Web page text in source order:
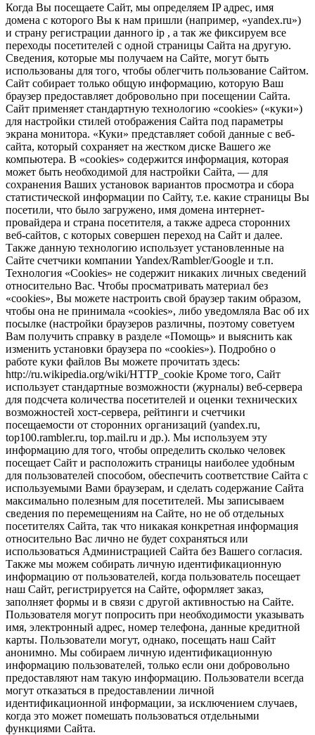
Когда Вы посещаете Сайт, мы определяем IP адрес, имя
домена с которого Вы к нам пришли (например, «yandex.ru»)
и страну регистрации данного ip , а так же фиксируем все
переходы посетителей с одной страницы Сайта на другую.
Сведения, которые мы получаем на Сайте, могут быть
использованы для того, чтобы облегчить пользование Сайтом.
Сайт собирает только общую информацию, которую Ваш
браузер предоставляет добровольно при посещении Сайта.
Сайт применяет стандартную технологию «cookies» («куки»)
для настройки стилей отображения Сайта под параметры
экрана монитора. «Куки» представляет собой данные с веб-
сайта, который сохраняет на жестком диске Вашего же
компьютера. В «cookies» содержится информация, которая
может быть необходимой для настройки Сайта, — для
сохранения Ваших установок вариантов просмотра и сбора
статистической информации по Сайту, т.е. какие страницы Вы
посетили, что было загружено, имя домена интернет-
провайдера и страна посетителя, а также адреса сторонних
веб-сайтов, с которых совершен переход на Сайт и далее.
Также данную технологию использует установленные на
Сайте счетчики компании Yandex/Rambler/Google и т.п.
Технология «Cookies» не содержит никаких личных сведений
относительно Вас. Чтобы просматривать материал без
«cookies», Вы можете настроить свой браузер таким образом,
чтобы она не принимала «cookies», либо уведомляла Вас об их
посылке (настройки браузеров различны, поэтому советуем
Вам получить справку в разделе «Помощь» и выяснить как
изменить установки браузера по «cookies»). Подробно о
работе куки файлов Вы можете прочитать здесь:
http://ru.wikipedia.org/wiki/HTTP_cookie Кроме того, Сайт
использует стандартные возможности (журналы) веб-сервера
для подсчета количества посетителей и оценки технических
возможностей хост-сервера, рейтинги и счетчики
посещаемости от сторонних организаций (yandex.ru,
top100.rambler.ru, top.mail.ru и др.). Мы используем эту
информацию для того, чтобы определить сколько человек
посещает Сайт и расположить страницы наиболее удобным
для пользователей способом, обеспечить соответствие Сайта с
используемыми Вами браузерам, и сделать содержание Сайта
максимально полезным для посетителей. Мы записываем
сведения по перемещениям на Сайте, но не об отдельных
посетителях Сайта, так что никакая конкретная информация
относительно Вас лично не будет сохраняться или
использоваться Администрацией Сайта без Вашего согласия.
Также мы можем собирать личную идентификационную
информацию от пользователей, когда пользователь посещает
наш Сайт, регистрируется на Сайте, оформляет заказ,
заполняет формы и в связи с другой активностью на Сайте.
Пользователя могут попросить при необходимости указывать
имя, электронный адрес, номер телефона, данные кредитной
карты. Пользователи могут, однако, посещать наш Сайт
анонимно. Мы собираем личную идентификационную
информацию пользователей, только если они добровольно
предоставляют нам такую информацию. Пользователи всегда
могут отказаться в предоставлении личной
идентификационной информации, за исключением случаев,
когда это может помешать пользоваться отдельными
функциями Сайта.